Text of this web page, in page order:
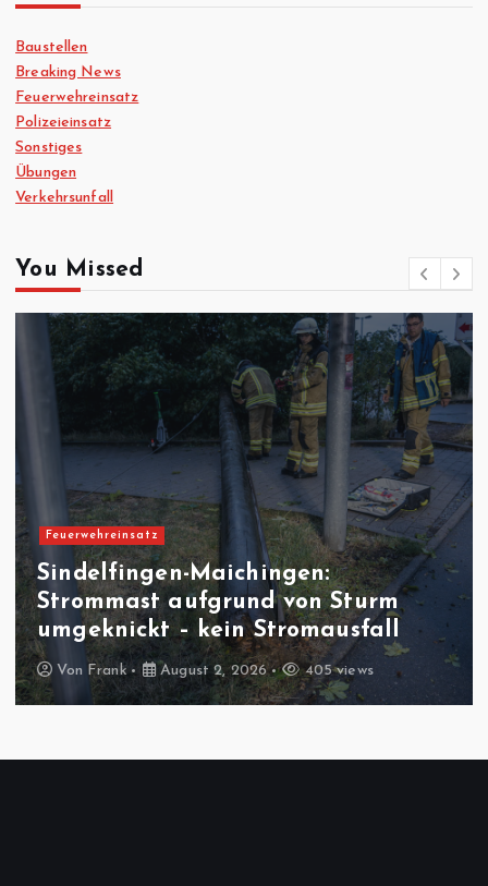
Baustellen
Breaking News
Feuerwehreinsatz
Polizeieinsatz
Sonstiges
Übungen
Verkehrsunfall
You Missed
Verkehrsunfall
Sindelfingen: Verkehrsunfall auf
der Willy-Brand Allee
Von Frank August 1, 2026 480 views